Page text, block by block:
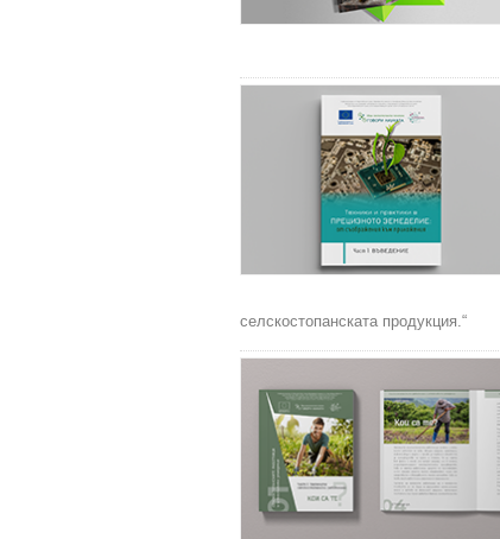
селскостопанската продукция.“